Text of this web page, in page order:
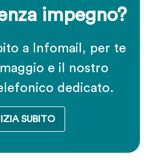
impegno?
a Infomail, per te
e il nostro
dedicato.
SUBITO